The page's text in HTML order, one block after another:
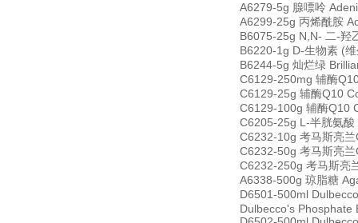
A6279-5g 腺嘌呤
A6299-25g 丙烯酰胺
B6075-25g N,N- 二-羟
B6220-1g D-生物素 (
B6244-5g 灿烂绿
C6129-250mg 辅酶
C6129-25g 辅酶Q10
C6129-100g 辅酶Q10
C6205-25g L-半胱氨
C6232-10g 考马斯亮
C6232-50g 考马斯亮
C6232-250g 考马斯亮
A6338-500g 琼脂糖
D6501-500ml
Dulbecco's Phosphate